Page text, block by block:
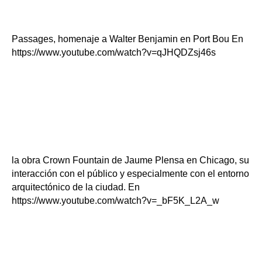
Passages, homenaje a Walter Benjamin en Port Bou En
https://www.youtube.com/watch?v=qJHQDZsj46s
la obra Crown Fountain de Jaume Plensa en Chicago, su
interacción con el público y especialmente con el entorno
arquitectónico de la ciudad. En
https://www.youtube.com/watch?v=_bF5K_L2A_w